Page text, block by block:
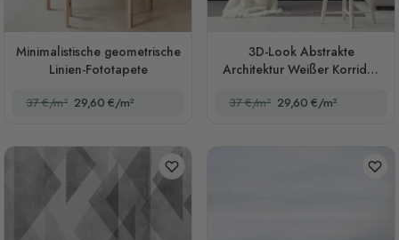
Minimalistische geometrische
Linien-Fototapete
37 €/m² 29,60 €/m²
3D-Look Abstrakte
Architektur Weißer Korridor
37 €/m² 29,60 €/m²